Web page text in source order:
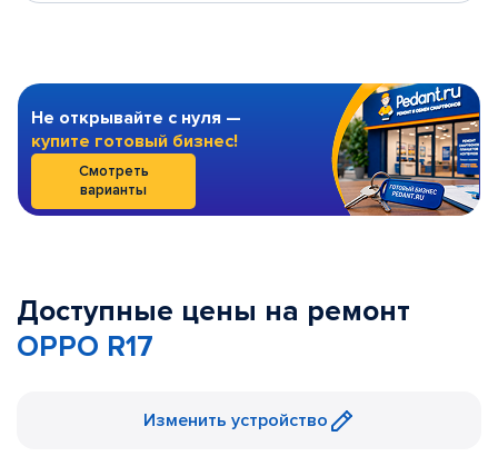
Не открывайте с нуля —
купите готовый бизнес!
Смотреть
варианты
Доступные цены на ремонт
OPPO R17
Изменить устройство